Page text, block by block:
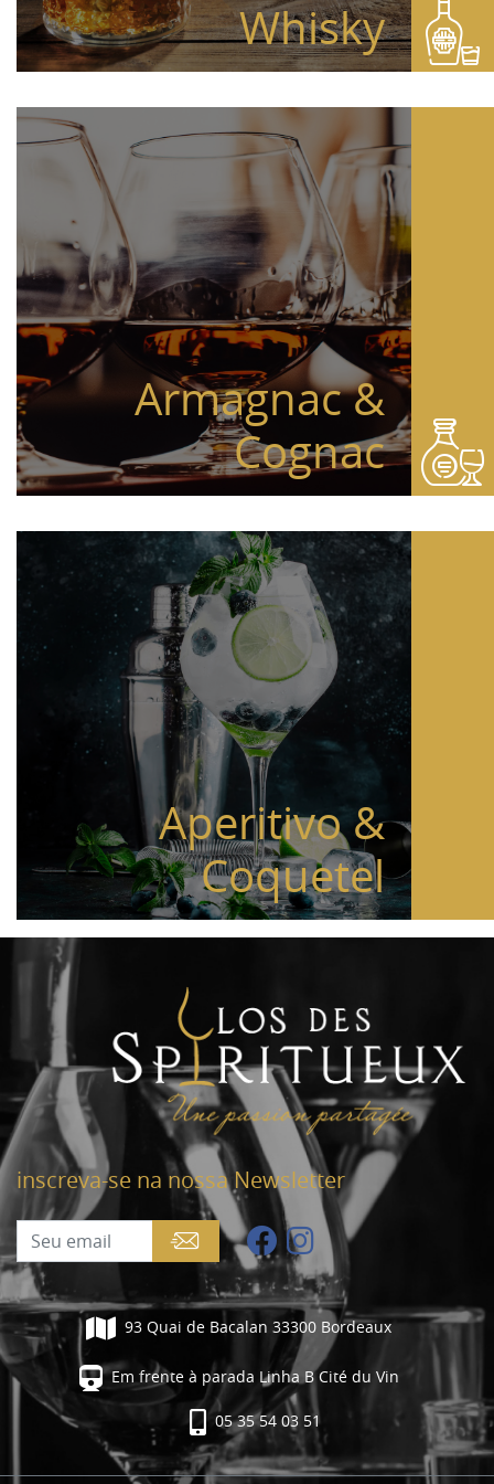
Whisky
Armagnac &
Cognac
Aperitivo &
Coquetel
inscreva-se na nossa Newsletter
93 Quai de Bacalan 33300 Bordeaux
Em frente à parada Linha B Cité du Vin
05 35 54 03 51